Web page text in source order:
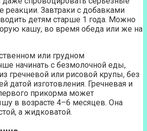
реакции. Завтраки с добавками
детям старше 1 года. Можно
кашу, во время обеда или же на
или грудном
начинать с безмолочной еды,
гречневой или рисовой крупы, без
датой изготовления. Гречневая и
прикорма может
в возрасте 4–6 месяцев. Она
а жидковатой.